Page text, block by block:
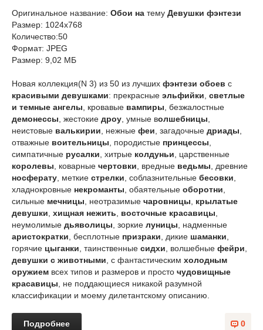
Оригинальное название: Обои на тему Девушки фэнтези
Размер: 1024x768
Количество:50
Формат: JPEG
Размер: 9,02 МБ
Новая коллекция(N 3) из 50 из лучших фэнтези обоев с
красивыми девушками: прекрасные эльфийки светлые
и темные ангелы , кровавые вампиры , безжалостные
демонессы , жестокие дроу , умные волшебницы
неистовые валькирии , нежные феи , загадочные дриады
отважные воительницы , породистые принцессы
симпатичные русалки , хитрые колдуньи , царственные
королевы , коварные чертовки , вредные ведьмы , древние
носферату , меткие стрелки , соблазнительные бесовки
хладнокровные некроманты , обаятельные оборотни
сильные мечницы , неотразимые чаровницы
крылатые
девушки хищная нежить восточные красавицы
неумолимые дьяволицы , зоркие луницы , надменные
аристократки , бесплотные призраки , дикие шаманки
горячие цыганки , таинственные сидхи , волшебные фейри
девушки с животными , с фантастическим холодным
оружием всех типов и размеров и просто чудовищные
красавицы , не поддающиеся никакой разумной
классификации и моему дилетантскому описанию.
0
Подробнее